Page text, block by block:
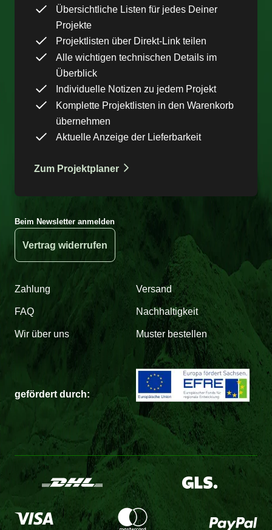
Übersichtliche Listen für jedes Deiner
Projekte
Projektlisten über Direkt-Link teilen
Alle wichtigen technischen Details im
Überblick
Individuelle Notizen zu jedem Projekt
Komplette Projektlisten in den Warenkorb
übernehmen
Aktuelle Anzeige der Lieferbarkeit
Zum Projektplaner
Beim Newsletter anmelden
Vertrag widerrufen
Zahlung Versand
FAQ Nachhaltigkeit
Wir über uns Muster bestellen
gefördert durch: